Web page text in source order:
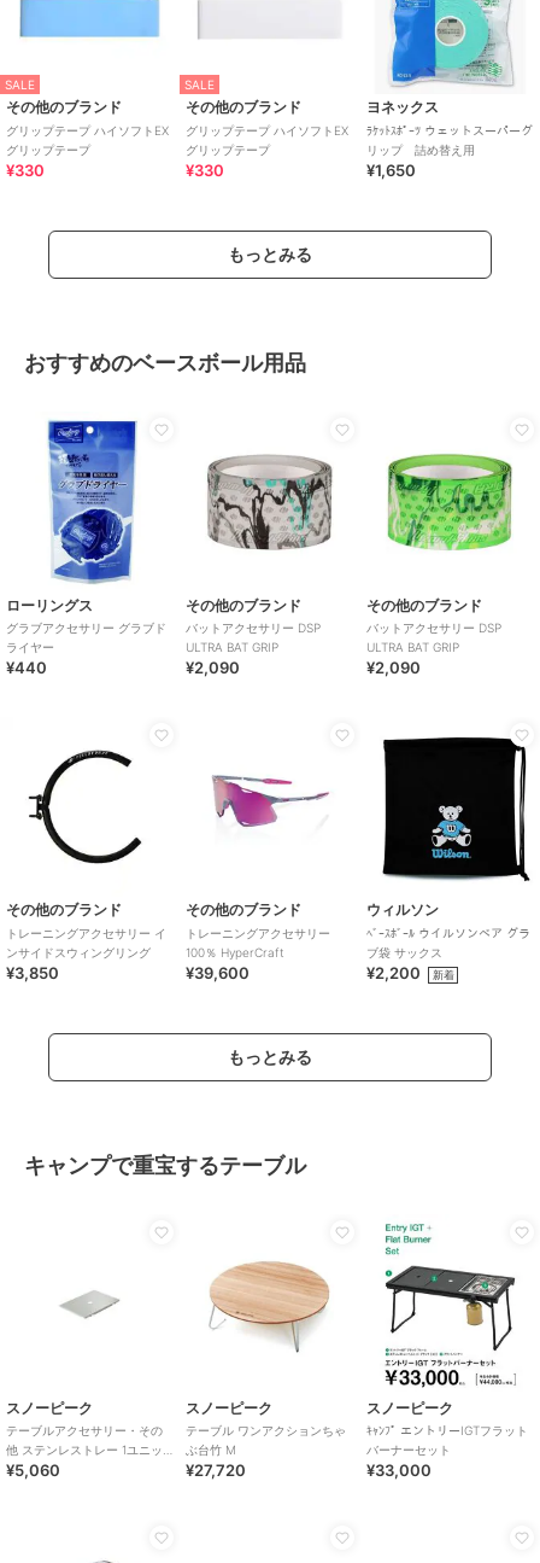
SALE
その他のブランド
グリップテープ ハイソフトEX
グリップテープ
¥330
SALE
その他のブランド
グリップテープ ハイソフトEX
グリップテープ
¥330
ヨネックス
ﾗｹｯﾄｽﾎﾟｰﾂ ウェットスーパーグ
リップ 詰め替え用
¥1,650
もっとみる
おすすめのベースボール用品
ローリングス
グラブアクセサリー グラブド
ライヤー
¥440
その他のブランド
バットアクセサリー DSP
ULTRA BAT GRIP
¥2,090
その他のブランド
バットアクセサリー DSP
ULTRA BAT GRIP
¥2,090
その他のブランド
トレーニングアクセサリー イ
ンサイドスウィングリング
¥3,850
その他のブランド
トレーニングアクセサリー
100％ HyperCraft
¥39,600
ウィルソン
ﾍﾞｰｽﾎﾞｰﾙ ウイルソンベア グラ
ブ袋 サックス
¥2,200 新着
もっとみる
キャンプで重宝するテーブル
スノーピーク
テーブルアクセサリー・その
他 ステンレストレー 1ユニッ
ト
¥5,060
スノーピーク
テーブル ワンアクションちゃ
ぶ台竹 M
¥27,720
スノーピーク
ｷｬﾝﾌﾟ エントリーIGTフラット
バーナーセット
¥33,000